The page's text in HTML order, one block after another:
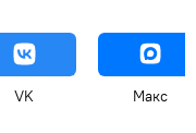
VK Макс